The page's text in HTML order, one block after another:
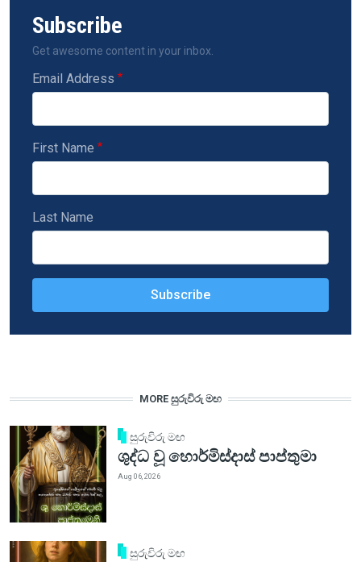
Subscribe
Get awesome content in your inbox.
Email Address
First Name
Last Name
MORE සුරුවිරු මඟ
සුරුවිරු මඟ
ශුද්ධ වූ හොර්මිස්දාස් පාප්තුමා
Aug 06, 2026
සුරුවිරු මඟ